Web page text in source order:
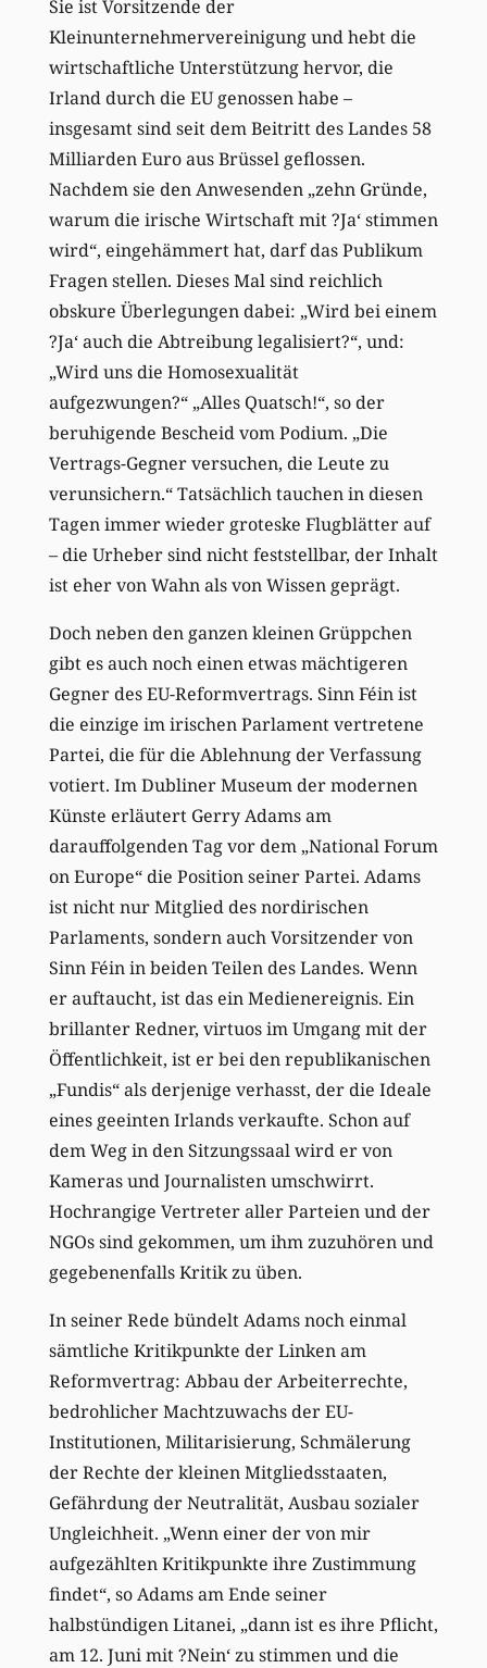
Sie ist Vorsitzende der
Kleinunternehmervereinigung und hebt die
wirtschaftliche Unterstützung hervor, die
Irland durch die EU genossen habe –
insgesamt sind seit dem Beitritt des Landes 58
Milliarden Euro aus Brüssel geflossen.
Nachdem sie den Anwesenden „zehn Gründe,
warum die irische Wirtschaft mit ?Ja‘ stimmen
wird“, eingehämmert hat, darf das Publikum
Fragen stellen. Dieses Mal sind reichlich
obskure Überlegungen dabei: „Wird bei einem
?Ja‘ auch die Abtreibung legalisiert?“, und:
„Wird uns die Homosexualität
aufgezwungen?“ „Alles Quatsch!“, so der
beruhigende Bescheid vom Podium. „Die
Vertrags-Gegner versuchen, die Leute zu
verunsichern.“ Tatsächlich tauchen in diesen
Tagen immer wieder groteske Flugblätter auf
– die Urheber sind nicht feststellbar, der Inhalt
ist eher von Wahn als von Wissen geprägt.
Doch neben den ganzen kleinen Grüppchen
gibt es auch noch einen etwas mächtigeren
Gegner des EU-Reformvertrags. Sinn Féin ist
die einzige im irischen Parlament vertretene
Partei, die für die Ablehnung der Verfassung
votiert. Im Dubliner Museum der modernen
Künste erläutert Gerry Adams am
darauffolgenden Tag vor dem „National Forum
on Europe“ die Position seiner Partei. Adams
ist nicht nur Mitglied des nordirischen
Parlaments, sondern auch Vorsitzender von
Sinn Féin in beiden Teilen des Landes. Wenn
er auftaucht, ist das ein Medienereignis. Ein
brillanter Redner, virtuos im Umgang mit der
Öffentlichkeit, ist er bei den republikanischen
„Fundis“ als derjenige verhasst, der die Ideale
eines geeinten Irlands verkaufte. Schon auf
dem Weg in den Sitzungssaal wird er von
Kameras und Journalisten umschwirrt.
Hochrangige Vertreter aller Parteien und der
NGOs sind gekommen, um ihm zuzuhören und
gegebenenfalls Kritik zu üben.
In seiner Rede bündelt Adams noch einmal
sämtliche Kritikpunkte der Linken am
Reformvertrag: Abbau der Arbeiterrechte,
bedrohlicher Machtzuwachs der EU-
Institutionen, Militarisierung, Schmälerung
der Rechte der kleinen Mitgliedsstaaten,
Gefährdung der Neutralität, Ausbau sozialer
Ungleichheit. „Wenn einer der von mir
aufgezählten Kritikpunkte ihre Zustimmung
findet“, so Adams am Ende seiner
halbstündigen Litanei, „dann ist es ihre Pflicht,
am 12. Juni mit ?Nein‘ zu stimmen und die